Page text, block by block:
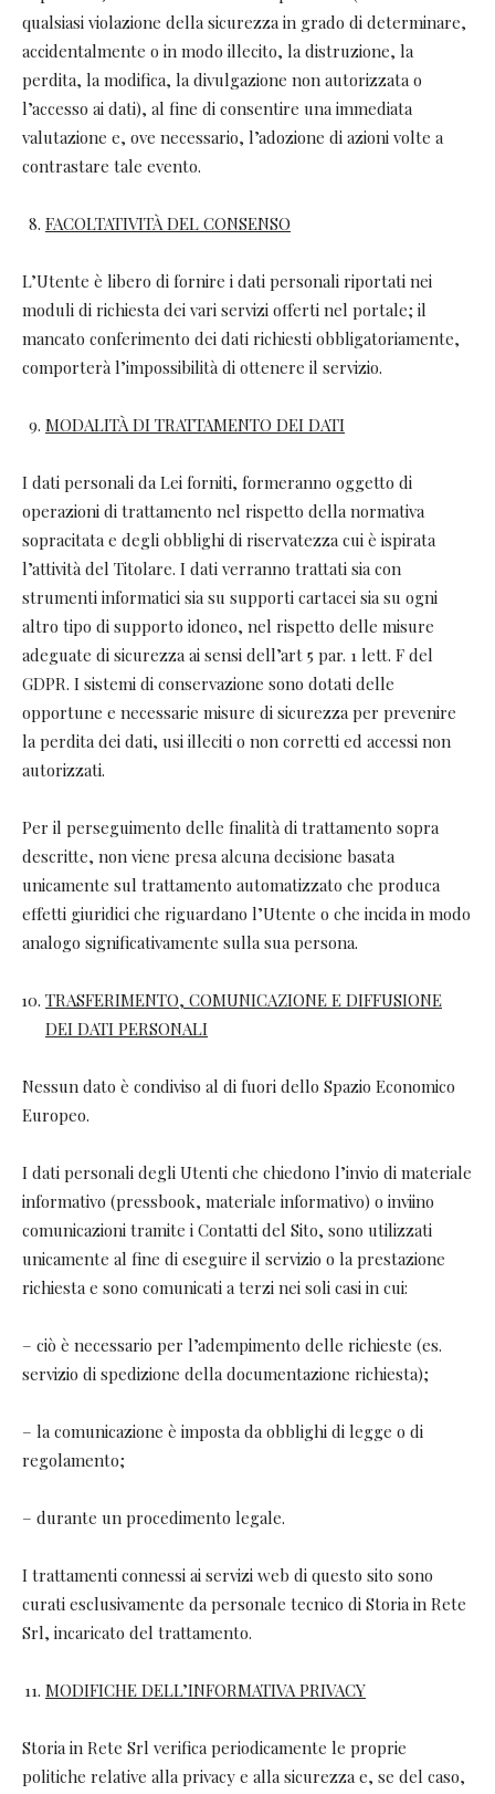
qualsiasi violazione della sicurezza in grado di determinare,
accidentalmente o in modo illecito, la distruzione, la
perdita, la modifica, la divulgazione non autorizzata o
l’accesso ai dati), al fine di consentire una immediata
valutazione e, ove necessario, l’adozione di azioni volte a
contrastare tale evento.
FACOLTATIVITÀ DEL CONSENSO
L’Utente è libero di fornire i dati personali riportati nei
moduli di richiesta dei vari servizi offerti nel portale; il
mancato conferimento dei dati richiesti obbligatoriamente,
comporterà l’impossibilità di ottenere il servizio.
MODALITÀ DI TRATTAMENTO DEI DATI
I dati personali da Lei forniti, formeranno oggetto di
operazioni di trattamento nel rispetto della normativa
sopracitata e degli obblighi di riservatezza cui è ispirata
l’attività del Titolare. I dati verranno trattati sia con
strumenti informatici sia su supporti cartacei sia su ogni
altro tipo di supporto idoneo, nel rispetto delle misure
adeguate di sicurezza ai sensi dell’art 5 par. 1 lett. F del
GDPR. I sistemi di conservazione sono dotati delle
opportune e necessarie misure di sicurezza per prevenire
la perdita dei dati, usi illeciti o non corretti ed accessi non
autorizzati.
Per il perseguimento delle finalità di trattamento sopra
descritte, non viene presa alcuna decisione basata
unicamente sul trattamento automatizzato che produca
effetti giuridici che riguardano l’Utente o che incida in modo
analogo significativamente sulla sua persona.
TRASFERIMENTO, COMUNICAZIONE E DIFFUSIONE
DEI DATI PERSONALI
Nessun dato è condiviso al di fuori dello Spazio Economico
Europeo.
I dati personali degli Utenti che chiedono l’invio di materiale
informativo (pressbook, materiale informativo) o inviino
comunicazioni tramite i Contatti del Sito, sono utilizzati
unicamente al fine di eseguire il servizio o la prestazione
richiesta e sono comunicati a terzi nei soli casi in cui:
– ciò è necessario per l’adempimento delle richieste (es.
servizio di spedizione della documentazione richiesta);
– la comunicazione è imposta da obblighi di legge o di
regolamento;
– durante un procedimento legale.
I trattamenti connessi ai servizi web di questo sito sono
curati esclusivamente da personale tecnico di Storia in Rete
Srl, incaricato del trattamento.
MODIFICHE DELL’INFORMATIVA PRIVACY
Storia in Rete Srl verifica periodicamente le proprie
politiche relative alla privacy e alla sicurezza e, se del caso,